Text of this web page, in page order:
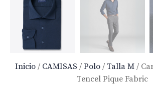
Inicio/ CAMISAS / Polo/ Talla M/
Tencel Pique Fabric